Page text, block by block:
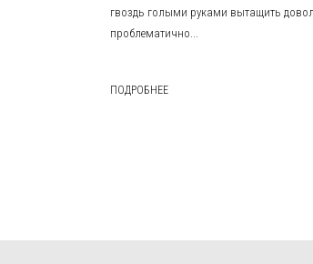
гвоздь голыми руками вытащить
проблематично...
ПОДРОБНЕЕ